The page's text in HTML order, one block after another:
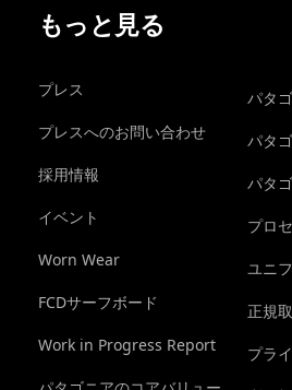
もっと見る
プレス
プレスへのお問い合わせ
採用情報
イベント
Worn Wear
FCDサーフボード
Work in Progress Report
パタ
パタ
パタ
プロ
ユニ
正規
プラ